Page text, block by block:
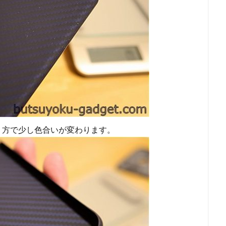
で少し色合いが変わります。